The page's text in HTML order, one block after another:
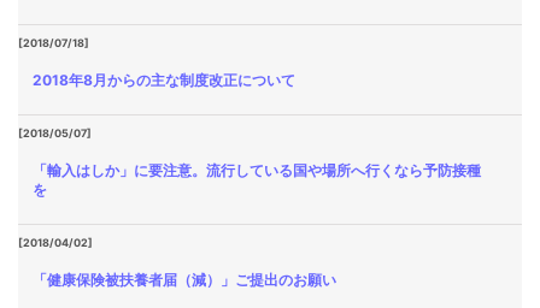
[2018/07/18]
2018年8月からの主な制度改正について
[2018/05/07]
「輸入はしか」に要注意。流行している国や場所へ行くなら予防接種
を
[2018/04/02]
「健康保険被扶養者届（減）」ご提出のお願い